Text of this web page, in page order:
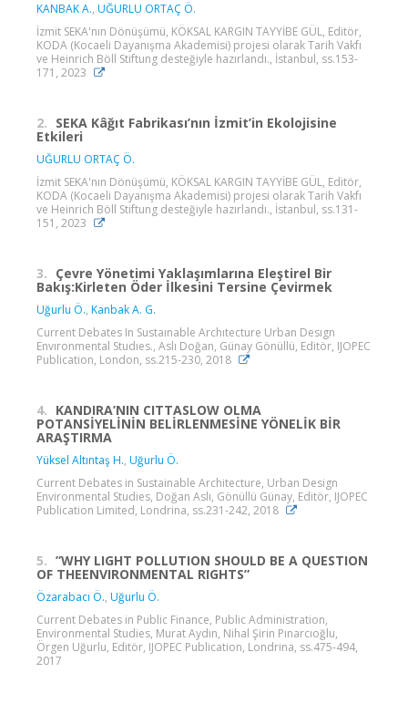
KANBAK A., UĞURLU ORTAÇ Ö.
İzmit SEKA'nın Dönüşümü, KÖKSAL KARGIN TAYYİBE GÜL, Editör,
KODA (Kocaeli Dayanışma Akademisi) projesi olarak Tarih Vakfı
ve Heinrich Böll Stiftung desteğiyle hazırlandı., İstanbul, ss.153-
171, 2023
2. SEKA Kâğıt Fabrikası’nın İzmit’in Ekolojisine
Etkileri
UĞURLU ORTAÇ Ö.
İzmit SEKA'nın Dönüşümü, KÖKSAL KARGIN TAYYİBE GÜL, Editör,
KODA (Kocaeli Dayanışma Akademisi) projesi olarak Tarih Vakfı
ve Heinrich Böll Stiftung desteğiyle hazırlandı., İstanbul, ss.131-
151, 2023
3. Çevre Yönetimi Yaklaşımlarına Eleştirel Bir
Bakış:Kirleten Öder İlkesini Tersine Çevirmek
Uğurlu Ö., Kanbak A. G.
Current Debates In Sustaınable Archıtecture Urban Desıgn
Envıronmental Studıes., Aslı Doğan, Günay Gönüllü, Editör, IJOPEC
Publication, London, ss.215-230, 2018
4. KANDIRA’NIN CITTASLOW OLMA
POTANSİYELİNİN BELİRLENMESİNE YÖNELİK BİR
ARAŞTIRMA
Yüksel Altıntaş H., Uğurlu Ö.
Current Debates in Sustainable Architecture, Urban Design
Environmental Studies, Doğan Aslı, Gönüllü Günay, Editör, IJOPEC
Publication Limited, Londrina, ss.231-242, 2018
5. ”WHY LIGHT POLLUTION SHOULD BE A QUESTION
OF THEENVIRONMENTAL RIGHTS”
Özarabacı Ö., Uğurlu Ö.
Current Debates in Public Finance, Public Administration,
Environmental Studies, Murat Aydın, Nihal Şirin Pınarcıoğlu,
Örgen Uğurlu, Editör, IJOPEC Publication, Londrina, ss.475-494,
2017